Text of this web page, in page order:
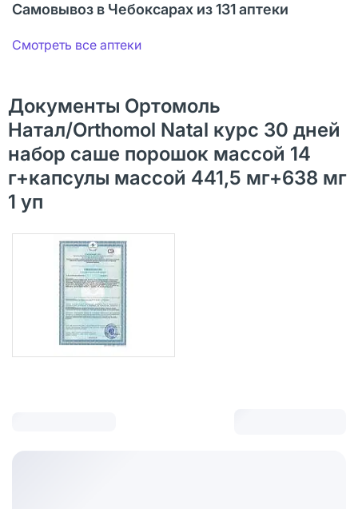
Самовывоз в Чебоксарах из 131 аптеки
Смотреть все аптеки
Документы Ортомоль
Натал/Orthomol Natal курс 30 дней
набор саше порошок массой 14
г+капсулы массой 441,5 мг+638 мг
1 уп